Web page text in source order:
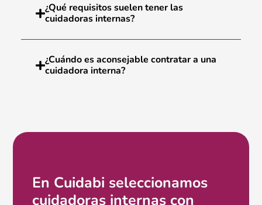
¿Qué requisitos suelen tener las
cuidadoras internas?
¿Cuándo es aconsejable contratar a una
cuidadora interna?
En Cuidabi seleccionamos
cuidadoras internas con